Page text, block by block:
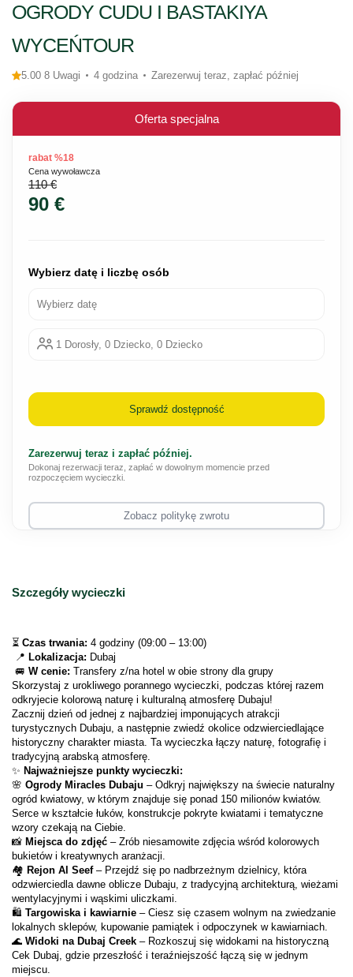
Szczegóły wycieczki
⏳ Czas trwania: 4 godziny (09:00 – 13:00)
📍 Lokalizacja: Dubaj
🚐 W cenie: Transfery z/na hotel w obie strony dla grupy
Skorzystaj z urokliwego porannego wycieczki, podczas której razem
odkryjecie kolorową naturę i kulturalną atmosferę Dubaju!
Zacznij dzień od jednej z najbardziej imponujących atrakcji
turystycznych Dubaju, a następnie zwiedź okolice odzwierciedlające
historyczny charakter miasta. Ta wycieczka łączy naturę, fotografię i
tradycyjną arabską atmosferę.
✨ Najważniejsze punkty wycieczki:
🌸 Ogrody Miracles Dubaju – Odkryj największy na świecie naturalny
ogród kwiatowy, w którym znajduje się ponad 150 milionów kwiatów.
Serce w kształcie łuków, konstrukcje pokryte kwiatami i tematyczne
wzory czekają na Ciebie.
📸 Miejsca do zdjęć – Zrób niesamowite zdjęcia wśród kolorowych
bukietów i kreatywnych aranżacji.
🏘 Rejon Al Seef – Przejdź się po nadbrzeżnym dzielnicy, która
odzwierciedla dawne oblicze Dubaju, z tradycyjną architekturą, wieżami
wentylacyjnymi i wąskimi uliczkami.
🛍 Targowiska i kawiarnie – Ciesz się czasem wolnym na zwiedzanie
lokalnych sklepów, kupowanie pamiątek i odpoczynek w kawiarniach.
🌊 Widoki na Dubaj Creek – Rozkoszuj się widokami na historyczną
Cek Dubaj, gdzie przeszłość i teraźniejszość łączą się w jednym
miejscu.
OGRODY CUDU I BASTAKIYA
WYCEŃTOUR
5.00 8 Uwagi 4 godzina Zarezerwuj teraz, zapłać później
Oferta specjalna
rabat %18
Cena wywoławcza
110 €
90 €
Wybierz datę i liczbę osób
Wybierz datę
1 Dorosły, 0 Dziecko, 0 Dziecko
Sprawdź dostępność
Zarezerwuj teraz i zapłać później.
Dokonaj rezerwacji teraz, zapłać w dowolnym momencie przed
rozpoczęciem wycieczki.
Zobacz politykę zwrotu